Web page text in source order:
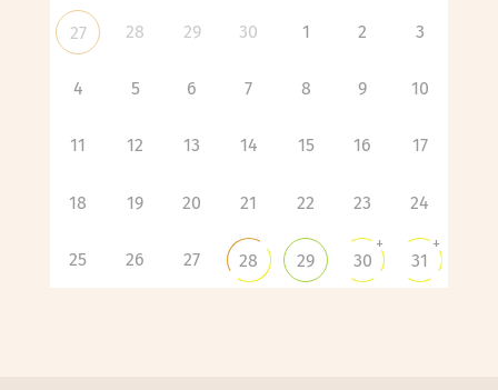
27 28 29 30 1 2 3
4 5 6 7 8 9 10
11 12 13 14 15 16 17
18 19 20 21 22 23 24
25 26 27 28 29 30
+
31
+